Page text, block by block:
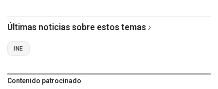
Últimas noticias sobre estos temas
INE
Contenido patrocinado